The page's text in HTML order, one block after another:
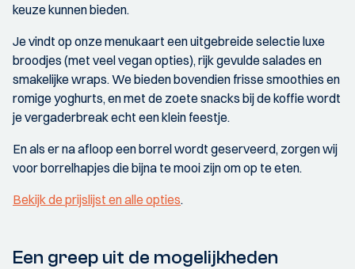
keuze kunnen bieden.
Je vindt op onze menukaart een uitgebreide selectie luxe
broodjes (met veel vegan opties), rijk gevulde salades en
smakelijke wraps. We bieden bovendien frisse smoothies en
romige yoghurts, en met de zoete snacks bij de koffie wordt
je vergaderbreak echt een klein feestje.
En als er na afloop een borrel wordt geserveerd, zorgen wij
voor borrelhapjes die bijna te mooi zijn om op te eten.
Bekijk de prijslijst en alle opties.
Een greep uit de mogelijkheden